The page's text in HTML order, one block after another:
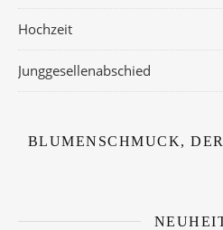
Hochzeit
Junggesellenabschied
BLUMENSCHMUCK,